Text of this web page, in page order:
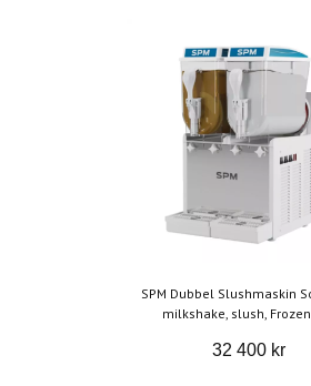
SPM Dubbel Slushmaskin
milkshake, slush,
32 400 kr